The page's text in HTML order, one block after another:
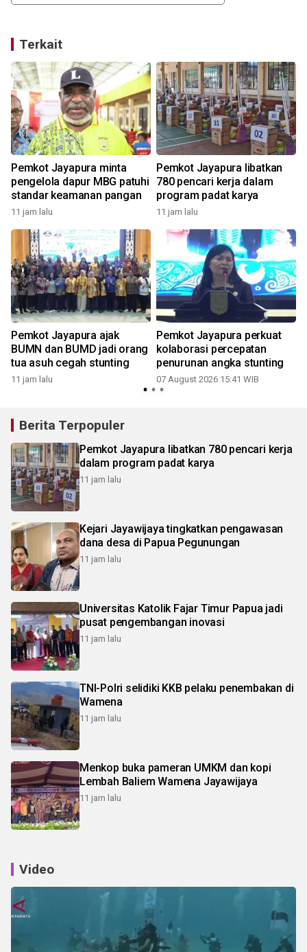
Terkait
Pemkot Jayapura minta
pengelola dapur MBG patuhi
standar keamanan pangan
11 jam lalu
Pemkot Jayapura libatkan
780 pencari kerja dalam
program padat karya
11 jam lalu
Pemkot Jayapura ajak
BUMN dan BUMD jadi orang
tua asuh cegah stunting
11 jam lalu
Pemkot Jayapura perkuat
kolaborasi percepatan
penurunan angka stunting
07 August 2026 15:41 WIB
Berita Terpopuler
Pemkot Jayapura libatkan 780 pencari kerja
dalam program padat karya
11 jam lalu
Kejari Jayawijaya tingkatkan pengawasan
dana desa di Papua Pegunungan
11 jam lalu
Universitas Katolik Fajar Timur Papua jadi
pusat pengembangan inovasi
11 jam lalu
TNI-Polri selidiki KKB pelaku penembakan di
Wamena
11 jam lalu
Menkop buka pameran UMKM dan kopi
Lembah Baliem Wamena Jayawijaya
11 jam lalu
Video